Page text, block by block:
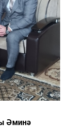
Әминә